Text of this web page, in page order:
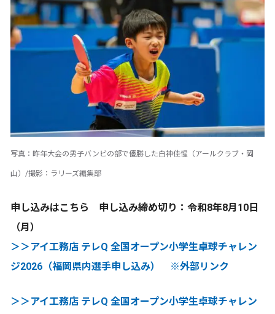
写真：昨年大会の男子バンビの部で優勝した白神佳惺（アールクラブ・岡
山）/撮影：ラリーズ編集部
申し込みはこちら 申し込み締め切り：令和8年8月10日
（月）
＞＞アイ工務店 テレQ 全国オープン小学生卓球チャレン
ジ2026（福岡県内選手申し込み） ※外部リンク
＞＞アイ工務店 テレQ 全国オープン小学生卓球チャレン